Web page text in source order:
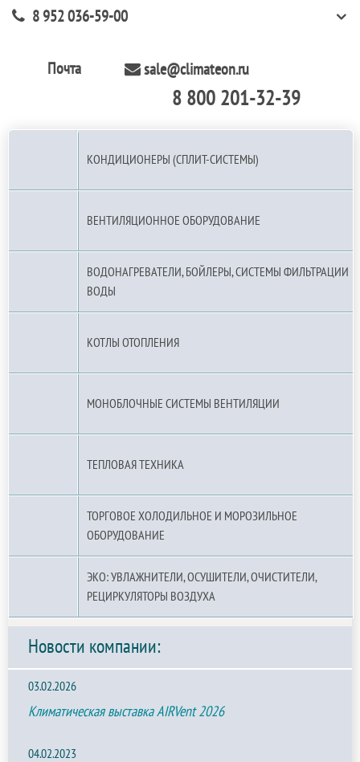
8 952 036-59-00
Почта sale@climateon.ru
8 800 201-32-39
КОНДИЦИОНЕРЫ (СПЛИТ-СИСТЕМЫ)
ВЕНТИЛЯЦИОННОЕ ОБОРУДОВАНИЕ
ВОДОНАГРЕВАТЕЛИ, БОЙЛЕРЫ, СИСТЕМЫ ФИЛЬТРАЦИИ
ВОДЫ
КОТЛЫ ОТОПЛЕНИЯ
МОНОБЛОЧНЫЕ СИСТЕМЫ ВЕНТИЛЯЦИИ
ТЕПЛОВАЯ ТЕХНИКА
ТОРГОВОЕ ХОЛОДИЛЬНОЕ И МОРОЗИЛЬНОЕ
ОБОРУДОВАНИЕ
ЭКО: УВЛАЖНИТЕЛИ, ОСУШИТЕЛИ, ОЧИСТИТЕЛИ,
РЕЦИРКУЛЯТОРЫ ВОЗДУХА
Новости компании:
03.02.2026
Климатическая выставка AIRVent 2026
04.02.2023